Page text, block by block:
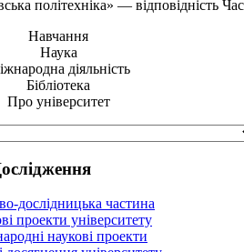
політехніка» — відповідність
Навчання
Наука
діяльність
Бібліотека
Про університет
дослідницька частина
проекти університету
наукові проекти